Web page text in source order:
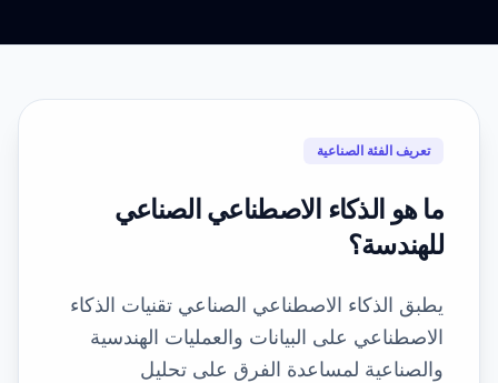
تعريف الفئة الصناعية
ما هو الذكاء الاصطناعي الصناعي
للهندسة؟
يطبق الذكاء الاصطناعي الصناعي تقنيات الذكاء
الاصطناعي على البيانات والعمليات الهندسية
والصناعية لمساعدة الفرق على تحليل